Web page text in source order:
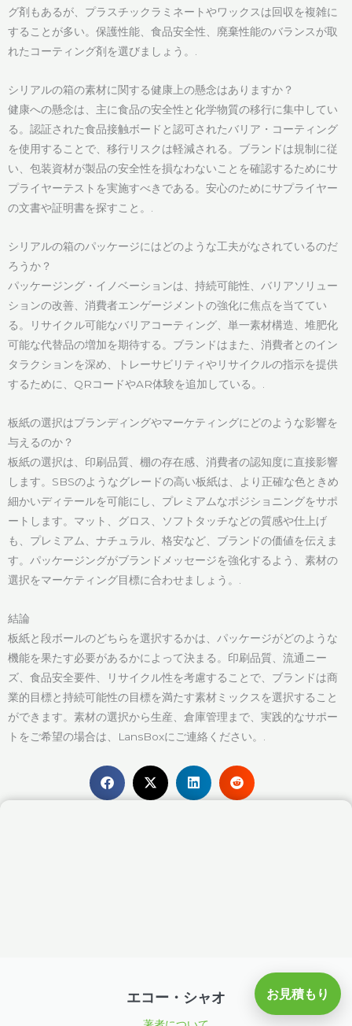
グ剤もあるが、プラスチックラミネートやワックスは回収を複雑に
することが多い。保護性能、食品安全性、廃棄性能のバランスが取
れたコーティング剤を選びましょう。.
シリアルの箱の素材に関する健康上の懸念はありますか？
健康への懸念は、主に食品の安全性と化学物質の移行に集中してい
る。認証された食品接触ボードと認可されたバリア・コーティング
を使用することで、移行リスクは軽減される。ブランドは規制に従
い、包装資材が製品の安全性を損なわないことを確認するためにサ
プライヤーテストを実施すべきである。安心のためにサプライヤー
の文書や証明書を探すこと。.
シリアルの箱のパッケージにはどのような工夫がなされているのだ
ろうか？
パッケージング・イノベーションは、持続可能性、バリアソリュー
ションの改善、消費者エンゲージメントの強化に焦点を当ててい
る。リサイクル可能なバリアコーティング、単一素材構造、堆肥化
可能な代替品の増加を期待する。ブランドはまた、消費者とのイン
タラクションを深め、トレーサビリティやリサイクルの指示を提供
するために、QRコードやAR体験を追加している。.
板紙の選択はブランディングやマーケティングにどのような影響を
与えるのか？
板紙の選択は、印刷品質、棚の存在感、消費者の認知度に直接影響
します。SBSのようなグレードの高い板紙は、より正確な色ときめ
細かいディテールを可能にし、プレミアムなポジショニングをサポ
ートします。マット、グロス、ソフトタッチなどの質感や仕上げ
も、プレミアム、ナチュラル、格安など、ブランドの価値を伝えま
す。パッケージングがブランドメッセージを強化するよう、素材の
選択をマーケティング目標に合わせましょう。.
結論
板紙と段ボールのどちらを選択するかは、パッケージがどのような
機能を果たす必要があるかによって決まる。印刷品質、流通ニー
ズ、食品安全要件、リサイクル性を考慮することで、ブランドは商
業的目標と持続可能性の目標を満たす素材ミックスを選択すること
ができます。素材の選択から生産、倉庫管理まで、実践的なサポー
トをご希望の場合は、LansBoxにご連絡ください。.
エコー・シャオ お見積もり